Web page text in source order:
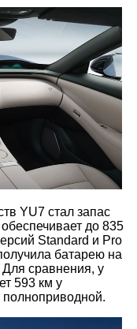
YU7 стал запас
до 835
Standard и Pro
батарею на
Для сравнения, у
593 км у